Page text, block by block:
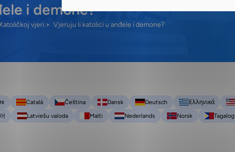
i demone?
vjeri. Vjeruju li katolici u anđele i demone?
Català Čeština Dansk Deutsch Ελληνικά
Latviešu valoda Malti Nederlands Norsk Tagalog